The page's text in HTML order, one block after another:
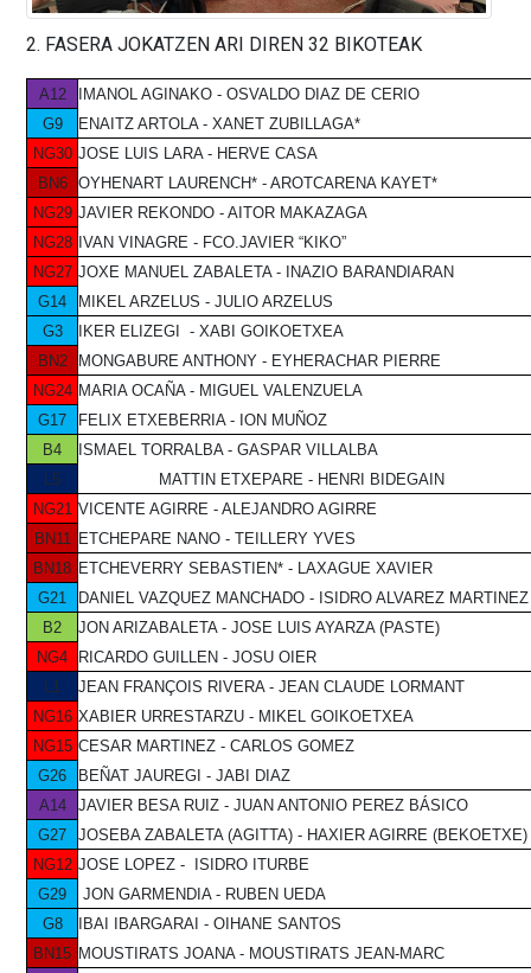
2. FASERA JOKATZEN ARI DIREN 32 BIKOTEAK
A12
IMANOL AGINAKO - OSVALDO DIAZ DE CERIO
G9
ENAITZ ARTOLA - XANET ZUBILLAGA*
NG30 JOSE LUIS LARA - HERVE CASA
BN6
OYHENART LAURENCH* - AROTCARENA KAYET*
NG29 JAVIER REKONDO - AITOR MAKAZAGA
NG28
IVAN VINAGRE - FCO.JAVIER “KIKO”
NG27 JOXE MANUEL ZABALETA - INAZIO BARANDIARAN
G14
MIKEL ARZELUS - JULIO ARZELUS
G3
IKER ELIZEGI - XABI GOIKOETXEA
BN2
MONGABURE ANTHONY - EYHERACHAR PIERRE
NG24 MARIA OCAÑA - MIGUEL VALENZUELA
G17
FELIX ETXEBERRIA - ION MUÑOZ
B4
ISMAEL TORRALBA - GASPAR VILLALBA
L5
MATTIN ETXEPARE - HENRI BIDEGAIN
NG21 VICENTE AGIRRE - ALEJANDRO AGIRRE
BN11 ETCHEPARE NANO - TEILLERY YVES
BN18 ETCHEVERRY SEBASTIEN* - LAXAGUE XAVIER
G21
DANIEL VAZQUEZ MANCHADO - ISIDRO ALVAREZ MARTINEZ
B2
JON ARIZABALETA - JOSE LUIS AYARZA (PASTE)
NG4
RICARDO GUILLEN - JOSU OIER
L1
JEAN FRANÇOIS RIVERA - JEAN CLAUDE LORMANT
NG16 XABIER URRESTARZU - MIKEL GOIKOETXEA
NG15 CESAR MARTINEZ - CARLOS GOMEZ
G26
BEÑAT JAUREGI - JABI DIAZ
A14
JAVIER BESA RUIZ - JUAN ANTONIO PEREZ BÁSICO
G27
JOSEBA ZABALETA (AGITTA) - HAXIER AGIRRE (BEKOETXE)
NG12 JOSE LOPEZ - ISIDRO ITURBE
G29
JON GARMENDIA - RUBEN UEDA
G8
IBAI IBARGARAI - OIHANE SANTOS
BN15 MOUSTIRATS JOANA - MOUSTIRATS JEAN-MARC